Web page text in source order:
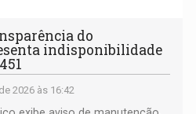
do
indisponibilidade
2026 às 16:42